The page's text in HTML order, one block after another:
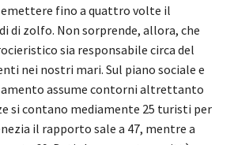
fino a quattro volte il
di zolfo. Non sorprende, allora, che
sia responsabile circa del
nei nostri mari. Sul piano sociale e
assume contorni altrettanto
si contano mediamente 25 turisti per
il rapporto sale a 47, mentre a